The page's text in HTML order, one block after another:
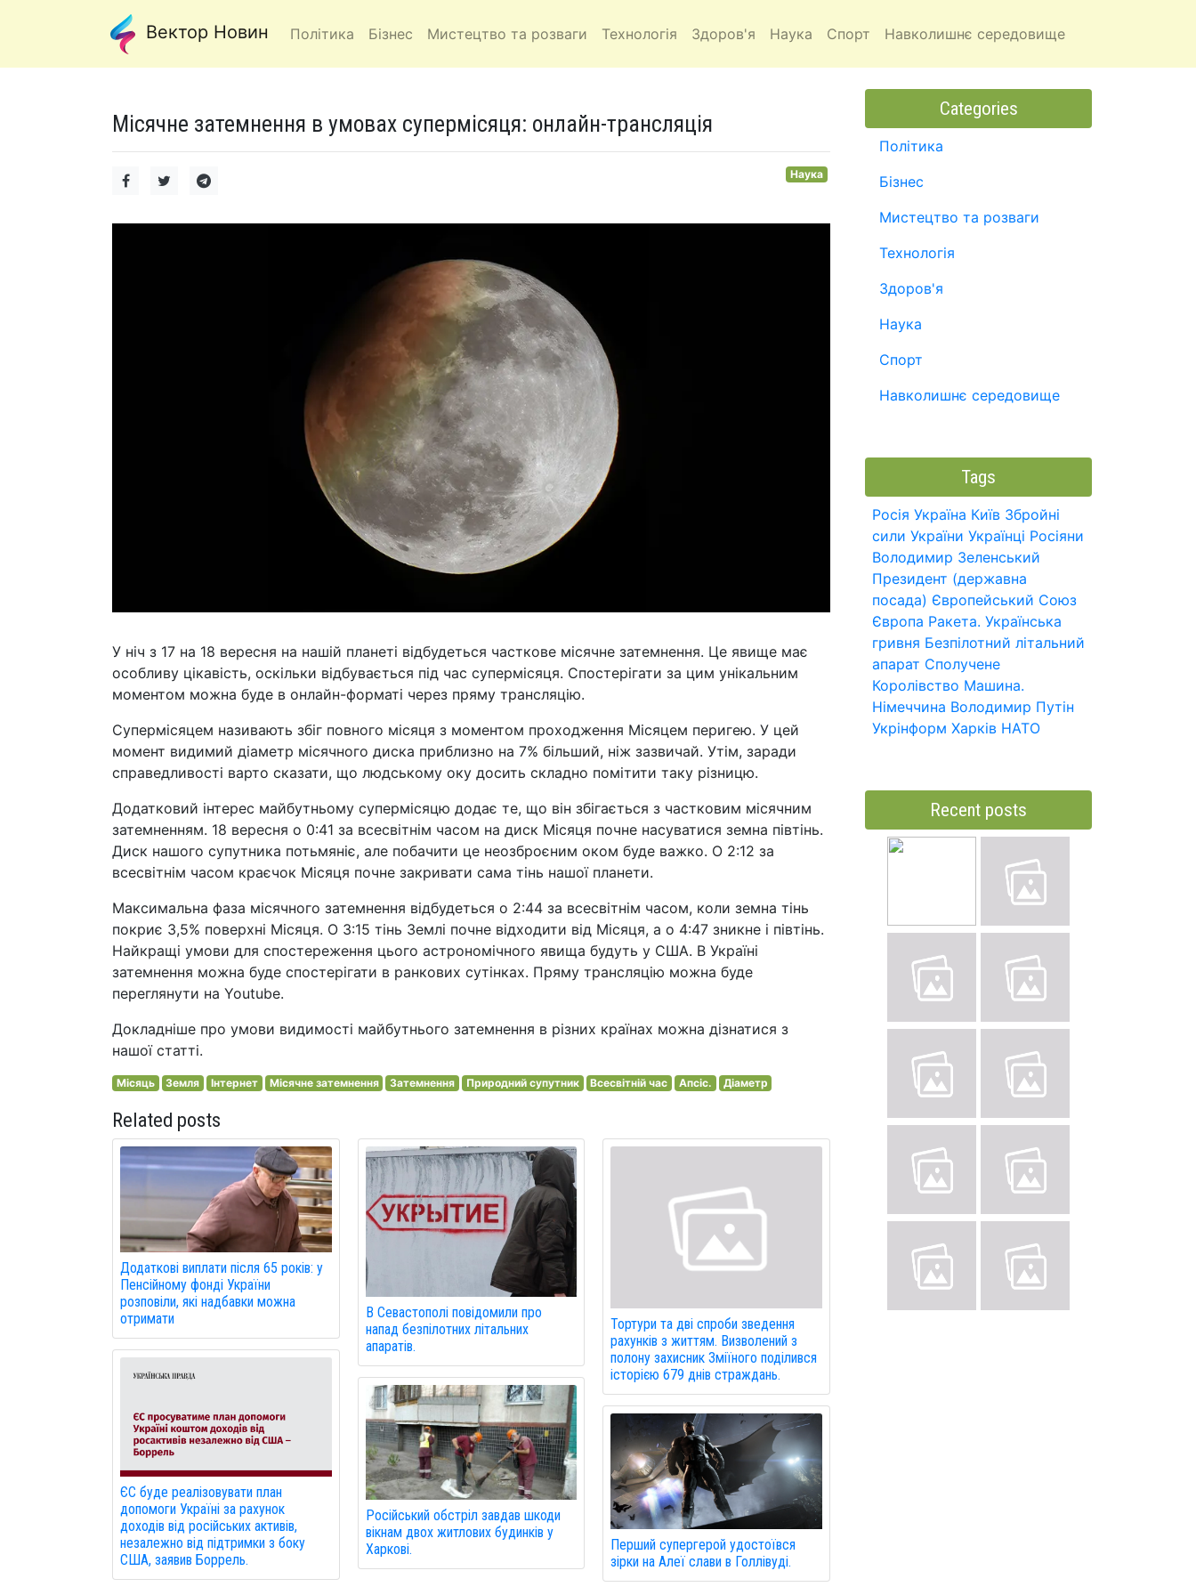
Вектор Новин Політика Бізнес Мистецтво та розваги Технологія Здоров'я Наука Спорт Навколишнє середовище
Місячне затемнення в умовах супермісяця: онлайн-трансляція
Наука
У ніч з 17 на 18 вересня на нашій планеті відбудеться часткове місячне затемнення. Це явище має
особливу цікавість, оскільки відбувається під час супермісяця. Спостерігати за цим унікальним
моментом можна буде в онлайн-форматі через пряму трансляцію.
Супермісяцем називають збіг повного місяця з моментом проходження Місяцем перигею. У цей
момент видимий діаметр місячного диска приблизно на 7% більший, ніж зазвичай. Утім, заради
справедливості варто сказати, що людському оку досить складно помітити таку різницю.
Додатковий інтерес майбутньому супермісяцю додає те, що він збігається з частковим місячним
затемненням. 18 вересня о 0:41 за всесвітнім часом на диск Місяця почне насуватися земна півтінь.
Диск нашого супутника потьмяніє, але побачити це неозброєним оком буде важко. О 2:12 за
всесвітнім часом краєчок Місяця почне закривати сама тінь нашої планети.
Максимальна фаза місячного затемнення відбудеться о 2:44 за всесвітнім часом, коли земна тінь
покриє 3,5% поверхні Місяця. О 3:15 тінь Землі почне відходити від Місяця, а о 4:47 зникне і півтінь.
Найкращі умови для спостереження цього астрономічного явища будуть у США. В Україні
затемнення можна буде спостерігати в ранкових сутінках. Пряму трансляцію можна буде
переглянути на Youtube.
Докладніше про умови видимості майбутнього затемнення в різних країнах можна дізнатися з
нашої статті.
Місяць Земля Інтернет Місячне затемнення Затемнення Природний супутник Всесвітній час Апсіс. Діаметр
Related posts
Додаткові виплати після 65 років: у
Пенсійному фонді України
розповіли, які надбавки можна
отримати
ЄС буде реалізовувати план
допомоги Україні за рахунок
доходів від російських активів,
незалежно від підтримки з боку
США, заявив Боррель.
В Севастополі повідомили про
напад безпілотних літальних
апаратів.
Російський обстріл завдав шкоди
вікнам двох житлових будинків у
Харкові.
Тортури та дві спроби зведення
рахунків з життям. Визволений з
полону захисник Зміїного поділився
історією 679 днів страждань.
Перший супергерой удостоївся
зірки на Алеї слави в Голлівуді.
Categories
Політика
Бізнес
Мистецтво та розваги
Технологія
Здоров'я
Наука
Спорт
Навколишнє середовище
Tags
Росія Україна Київ Збройні
сили України Українці Росіяни
Володимир Зеленський
Президент (державна
посада) Європейський Союз
Європа Ракета. Українська
гривня Безпілотний літальний
апарат Сполучене
Королівство Машина.
Німеччина Володимир Путін
Укрінформ Харків НАТО
Recent posts